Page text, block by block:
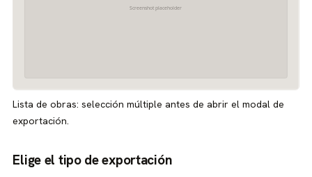
Lista de obras: selección múltiple antes de abrir el modal de
exportación.
Elige el tipo de exportación